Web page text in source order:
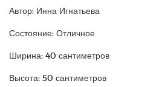
Автор: Инна Игнатьева
Состояние: Отличное
Ширина: 40 сантиметров
Высота: 50 сантиметров